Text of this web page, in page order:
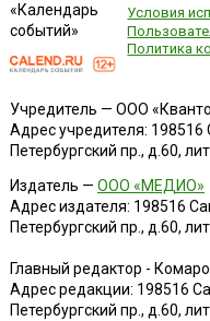
«Календарь
событий»
Условия
Политика
Учредитель — ООО
Адрес учредителя: 198516
Петербургский пр., д.60,
Издатель — ООО «МЕДИО»
Адрес издателя: 198516
Петербургский пр., д.60,
Главный редактор -
Адрес редакции: 198516
Петербургский пр., д.60,